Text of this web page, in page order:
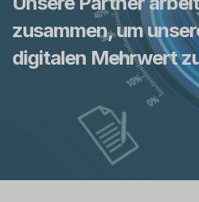
zusammen, um
digitalen Mehrwert